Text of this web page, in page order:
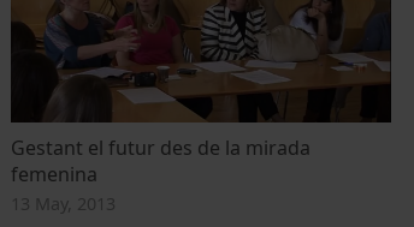
Gestant el futur des de la mirada
femenina
13 May, 2013